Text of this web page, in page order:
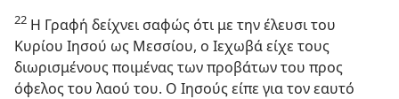
22 Η Γραφή δείχνει σαφώς ότι με την έλευσι του
Κυρίου Ιησού ως Μεσσίου, ο Ιεχωβά είχε τους
διωρισμένους ποιμένας των προβάτων του προς
όφελος του λαού του. Ο Ιησούς είπε για τον εαυτό